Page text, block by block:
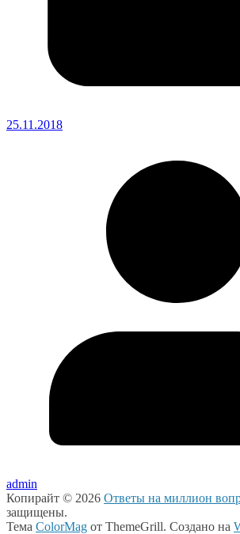
25.11.2018
admin
Копирайт © 2026 Ответы на миллион
защищены.
Тема ColorMag от ThemeGrill. Создано на